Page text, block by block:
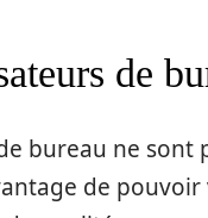
de
bureau ne sont
de